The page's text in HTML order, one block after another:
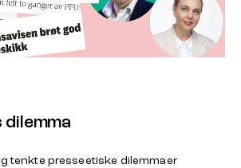
tenkte presseetiske dilemmaer